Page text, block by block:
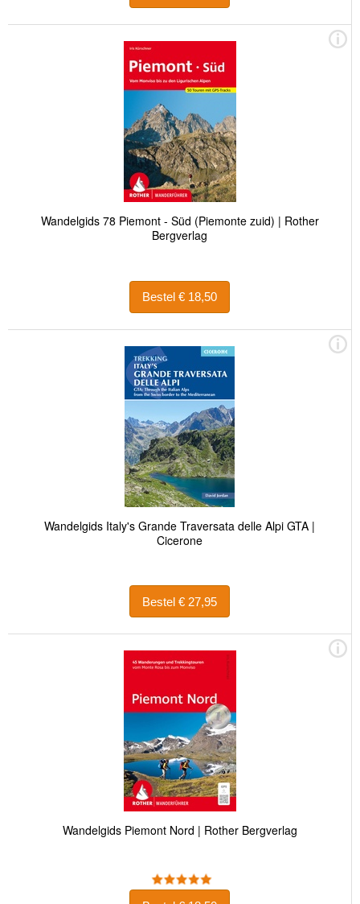
Wandelgids 78 Piemont - Süd (Piemonte zuid) | Rother
Bergverlag
Bestel € 18,50
Wandelgids Italy's Grande Traversata delle Alpi GTA |
Cicerone
Bestel € 27,95
Wandelgids Piemont Nord | Rother Bergverlag